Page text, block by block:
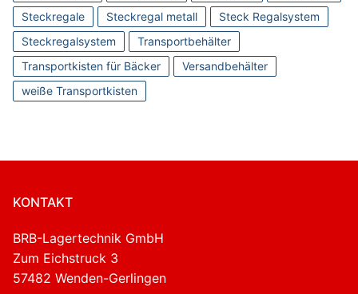
Steckregale
Steckregal metall
Steck Regalsystem
Steckregalsystem
Transportbehälter
Transportkisten für Bäcker
Versandbehälter
weiße Transportkisten
KONTAKT
BRB-Lagertechnik GmbH
Zum Eichstruck 3
57482 Wenden-Gerlingen